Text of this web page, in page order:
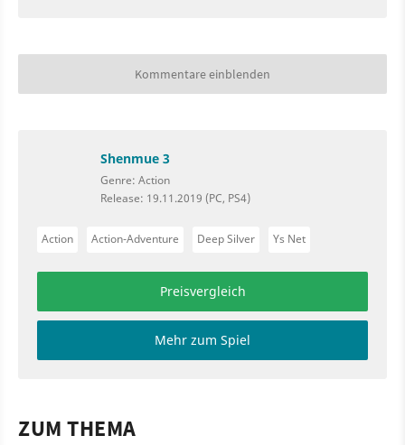
Kommentare einblenden
Shenmue 3
Genre: Action
Release: 19.11.2019 (PC, PS4)
Action Action-Adventure Deep Silver Ys Net
Preisvergleich
Mehr zum Spiel
ZUM THEMA